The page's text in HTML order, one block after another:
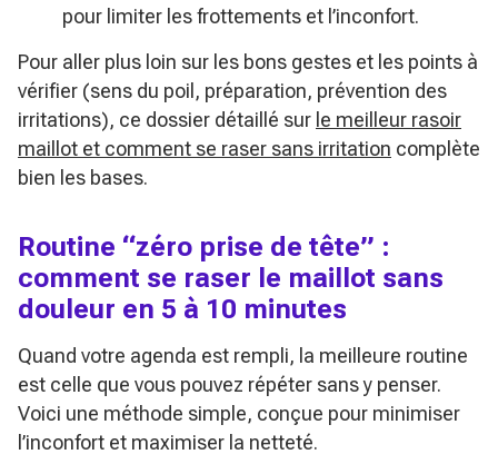
pour limiter les frottements et l’inconfort.
Pour aller plus loin sur les bons gestes et les points à
vérifier (sens du poil, préparation, prévention des
irritations), ce dossier détaillé sur le meilleur rasoir
maillot et comment se raser sans irritation complète
bien les bases.
Routine “zéro prise de tête” :
comment se raser le maillot sans
douleur en 5 à 10 minutes
Quand votre agenda est rempli, la meilleure routine
est celle que vous pouvez répéter sans y penser.
Voici une méthode simple, conçue pour minimiser
l’inconfort et maximiser la netteté.